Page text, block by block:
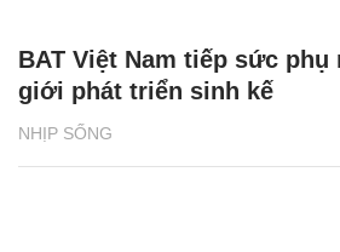
NHỊP SỐNG
BAT Việt Nam tiếp sức phụ
giới phát triển sinh kế